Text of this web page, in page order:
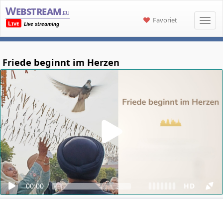
Webstream .eu
Live
Live streaming Favoriet
Friede beginnt im Herzen
00:00
HD